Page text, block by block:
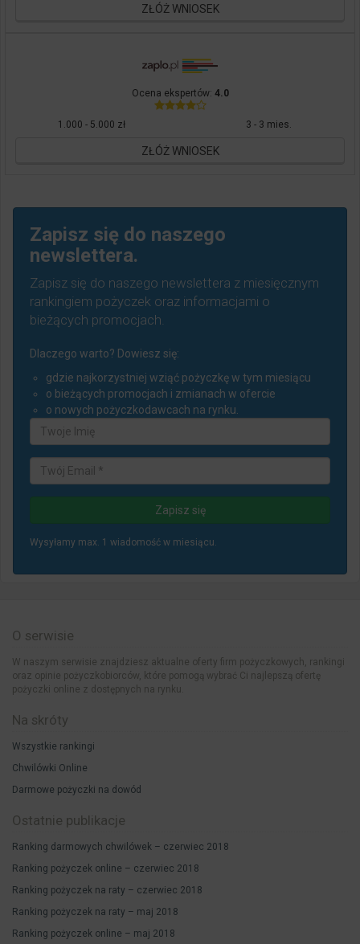
ZŁÓŻ WNIOSEK
Ocena ekspertów: 4.0
1.000 - 5.000 zł 3 - 3 mies.
ZŁÓŻ WNIOSEK
Zapisz się do naszego
newslettera.
Zapisz się do naszego newslettera z miesięcznym
rankingiem pożyczek oraz informacjami o
bieżących promocjach.
Dlaczego warto? Dowiesz się:
gdzie najkorzystniej wziąć pożyczkę w tym miesiącu
o bieżących promocjach i zmianach w ofercie
o nowych pożyczkodawcach na rynku.
Wysyłamy max. 1 wiadomość w miesiącu.
O serwisie
W naszym serwisie znajdziesz aktualne oferty firm pożyczkowych, rankingi
oraz opinie pożyczkobiorców, które pomogą wybrać Ci najlepszą ofertę
pożyczki online z dostępnych na rynku.
Na skróty
Wszystkie rankingi
Chwilówki Online
Darmowe pożyczki na dowód
Ostatnie publikacje
Ranking darmowych chwilówek – czerwiec 2018
Ranking pożyczek online – czerwiec 2018
Ranking pożyczek na raty – czerwiec 2018
Ranking pożyczek na raty – maj 2018
Ranking pożyczek online – maj 2018